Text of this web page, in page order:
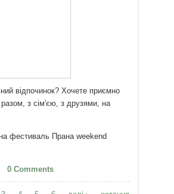
відпочинок? Хочете приємно
разом, з сім'єю, з друзями, на
фестиваль Прана weekend
про Поїхали на Прана weekend
22-23.09!
0 Comments